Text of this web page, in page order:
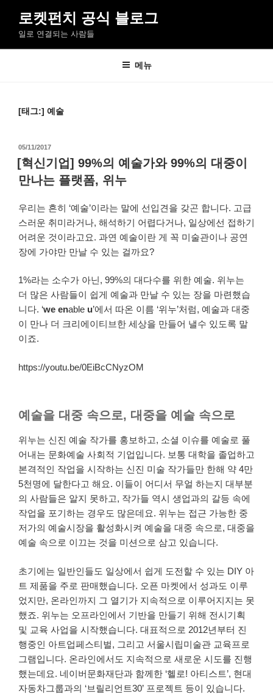
로
로켓펀치 공식 블로그
일로 연결되는 사람들
메뉴
[태그:] 예술
작
성
일
자
05/11/2017
[혁신기업] 99%의 예술가와 99%의 대중이
만나는 플랫폼, 위누
우리는 흔히 ‘예술’이라는 말에 선입견을 갖곤 합니다. 고급
스러운 취미라거나, 해석하기 어렵다거나, 일상에선 접하기
어려운 것이라고요. 과연 예술이란 게 꼭 미술관이나 공연
장에 가야만 만날 수 있는 걸까요?
1%라는 소수가 아닌, 99%의 대다수를 위한 예술. 위누는
더 많은 사람들이 쉽게 예술과 만날 수 있는 장을 마련했습
니다. ‘we enable u’에서 따온 이름 ‘위누’처럼, 예술과 대중
이 만나 더 크리에이티브한 세상을 만들어 낼수 있도록 말
이죠.
https://youtu.be/0EiBcCNyzOM
예술을 대중 속으로, 대중을 예술 속으로
위누는 신진 예술 작가를 홍보하고, 소셜 이슈를 예술로 풀
어내는 문화예술 사회적 기업입니다. 보통 대학을 졸업하고
본격적인 작업을 시작하는 신진 미술 작가들만 한해 약 4만
5천명에 달한다고 해요. 이들이 어디서 무얼 하는지 대부분
의 사람들은 알지 못하고, 작가들 역시 생업과의 갈등 속에
작업을 포기하는 경우도 많은데요. 위누는 접근 가능한 중
저가의 예술시장을 활성화시켜 예술을 대중 속으로, 대중을
예술 속으로 이끄는 것을 미션으로 삼고 있습니다.
초기에는 일반인들도 일상에서 쉽게 도전할 수 있는 DIY 아
트 제품을 주로 판매했습니다. 오픈 마켓에서 성과도 이루
었지만, 온라인까지 그 열기가 지속적으로 이루어지지는 못
했죠. 위누는 오프라인에서 기반을 만들기 위해 전시기획
및 교육 사업을 시작했습니다. 대표적으로 2012년부터 진
행중인 아트업페스티벌, 그리고 서울시립미술관 교육프로
그램입니다. 온라인에서도 지속적으로 새로운 시도를 진행
했는데요. 네이버문화재단과 함께한 ‘헬로! 아티스트’, 현대
자동차그룹과의 ‘브릴리언트30’ 프로젝트 등이 있습니다.